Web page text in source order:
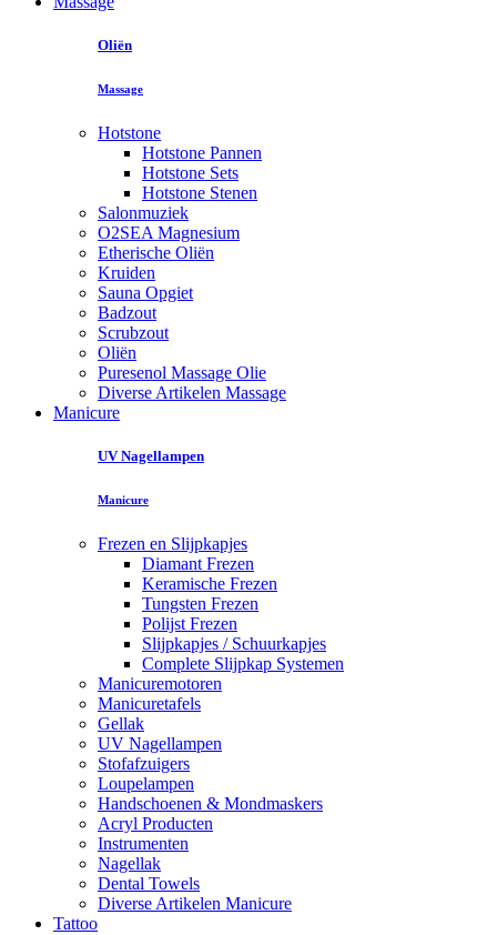
Oliën
Massage
Hotstone
Hotstone Pannen
Hotstone Sets
Hotstone Stenen
Salonmuziek
O2SEA Magnesium
Etherische Oliën
Kruiden
Sauna Opgiet
Badzout
Scrubzout
Oliën
Puresenol Massage Olie
Diverse Artikelen Massage
Manicure
UV Nagellampen
Manicure
Frezen en Slijpkapjes
Diamant Frezen
Keramische Frezen
Tungsten Frezen
Polijst Frezen
Slijpkapjes / Schuurkapjes
Complete Slijpkap Systemen
Manicuremotoren
Manicuretafels
Gellak
UV Nagellampen
Stofafzuigers
Loupelampen
Handschoenen & Mondmaskers
Acryl Producten
Instrumenten
Nagellak
Dental Towels
Diverse Artikelen Manicure
Tattoo